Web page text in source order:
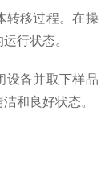
移过程。在操
行状态。
备并取下样品
和良好状态。